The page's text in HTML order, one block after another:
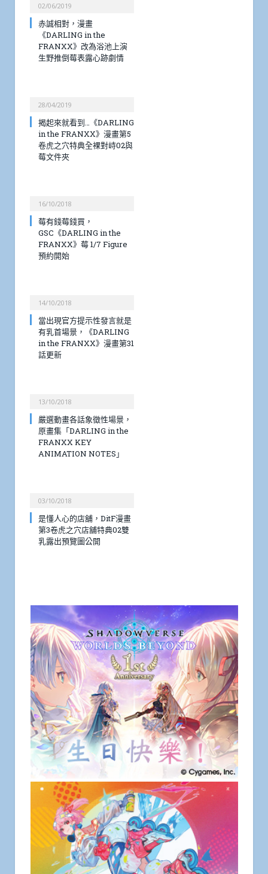
02/06/2019
赤誠相對，漫畫
《DARLING in the
FRANXX》改為浴池上演
生野推倒莓表露心跡劇情
28/04/2019
揭起來就看到…《DARLING
in the FRANXX》漫畫第5
卷虎之穴特典全裸對峙02與
莓文件夾
16/10/2018
莓有錢莓錢買，
GSC《DARLING in the
FRANXX》莓 1/7 Figure
預約開始
14/10/2018
當出現官方提示性發言就是
有乳首場景，《DARLING
in the FRANXX》漫畫第31
話更新
13/10/2018
嚴選動畫各話象徵性場景，
原畫集「DARLING in the
FRANXX KEY
ANIMATION NOTES」
03/10/2018
是懂人心的店舖，DitF漫畫
第3卷虎之穴店舖特典02雙
乳露出預覽圖公開